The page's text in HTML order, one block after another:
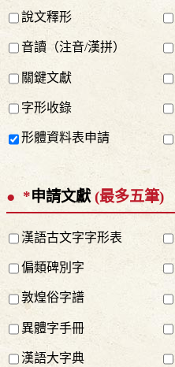
說文釋形
音讀（注音/漢拼）
關鍵文獻
字形收錄
形體資料表申請
*申請文獻 (最多五筆)
漢語古文字字形表
偏類碑別字
敦煌俗字譜
異體字手冊
漢語大字典